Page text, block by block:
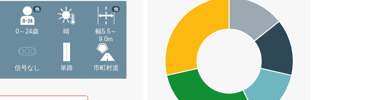
0～24歳
他
晴
幅5.5～
9.0m
他
信号なし 単路 市町村道